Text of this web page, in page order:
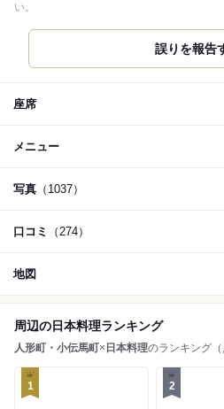
い。
誤りを報告
座席
メニュー
写真 （1037）
口コミ （274）
地図
周辺の日本料理ランキング
人形町・小伝馬町× 日本料理のランキング（
1 2